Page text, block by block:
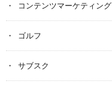
コンテンツマーケティング
ゴルフ
サブスク